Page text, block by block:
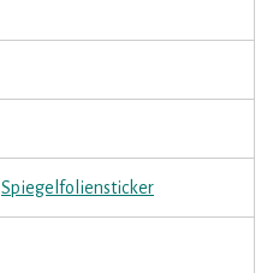
Spiegelfoliensticker